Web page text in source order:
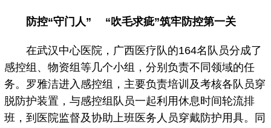
防控“守门人” “吹毛求疵”筑牢防控第一关
在武汉中心医院，广西医疗队的164名队员分成了
感控组、物资组等几个小组，分别负责不同领域的任
务。罗雅洁进入感控组，主要负责培训及考核各队员穿
脱防护装置，与感控组队员一起利用休息时间轮流排
班，到医院监督及协助上班医务人员穿戴防护用具。同